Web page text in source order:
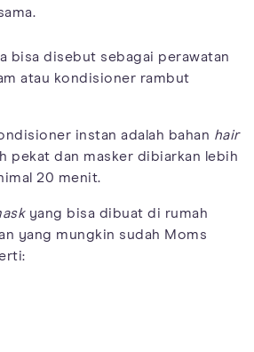
bisa disebut sebagai perawatan
atau kondisioner rambut
instan adalah bahan hair
pekat dan masker dibiarkan lebih
20 menit.
yang bisa dibuat di rumah
yang mungkin sudah Moms